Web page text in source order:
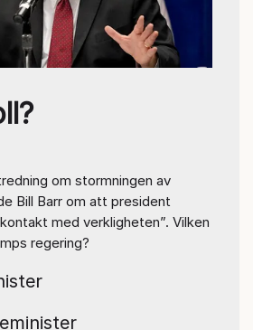
om stormningen av
Bill Barr om att president
med verkligheten”. Vilken
regering?